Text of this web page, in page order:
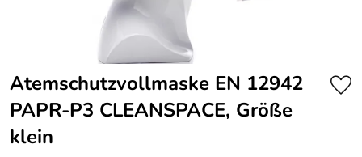
Atemschutzvollmaske EN 12942
PAPR-P3 CLEANSPACE, Größe
klein